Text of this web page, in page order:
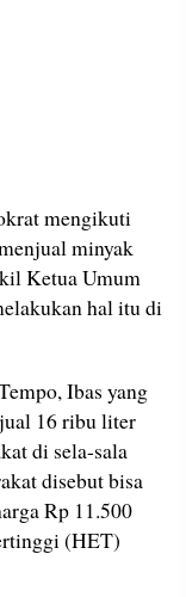
mengikuti
minyak
Ketua Umum
hal itu di
Ibas yang
16 ribu liter
di sela-sala
disebut bisa
Rp 11.500
(HET)